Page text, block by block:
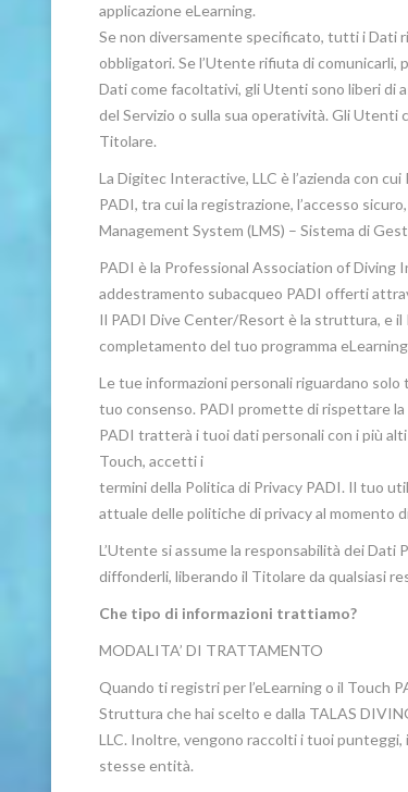
applicazione eLearning.
Se non diversamente specificato, tutti i Dati
obbligatori. Se l’Utente rifiuta di comunicarli,
Dati come facoltativi, gli Utenti sono liberi di
del Servizio o sulla sua operatività. Gli
Titolare.
La Digitec Interactive, LLC è l’azienda con
PADI, tra cui la registrazione, l’accesso
Management System (LMS) – Sistema di
PADI è la Professional Association of Diving
addestramento subacqueo PADI offerti
Il PADI Dive Center/Resort è la struttura, e
completamento del tuo programma
Le tue informazioni personali riguardano
tuo consenso. PADI promette di rispettare la
PADI tratterà i tuoi dati personali con i più
Touch, accetti i
termini della Politica di Privacy PADI. Il tuo
attuale delle politiche di privacy al momento
L’Utente si assume la responsabilità dei
diffonderli, liberando il Titolare da qualsiasi
Che tipo di informazioni trattiamo?
MODALITA’ DI TRATTAMENTO
Quando ti registri per l’eLearning o il Touch
Struttura che hai scelto e dalla TALAS
LLC. Inoltre, vengono raccolti i tuoi
stesse entità.